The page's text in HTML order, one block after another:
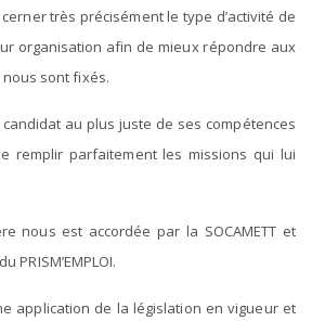
très précisément le type d’activité de
organisation afin de mieux répondre aux
sont fixés.
au plus juste de ses compétences
remplir parfaitement les missions qui lui
nous est accordée par la SOCAMETT et
PRISM’EMPLOI.
application de la législation en vigueur et